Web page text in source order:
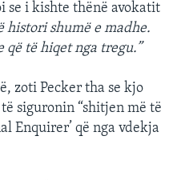
se i kishte thënë avokatit
histori shumë e madhe.
që të hiqet nga tregu.”
zoti Pecker tha se kjo
siguronin “shitjen më të
Enquirer’ që nga vdekja